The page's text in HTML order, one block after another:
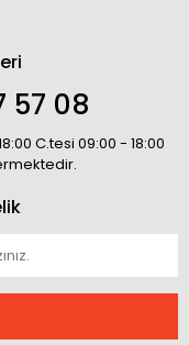
57 08
C.tesi 09:00 - 18:00